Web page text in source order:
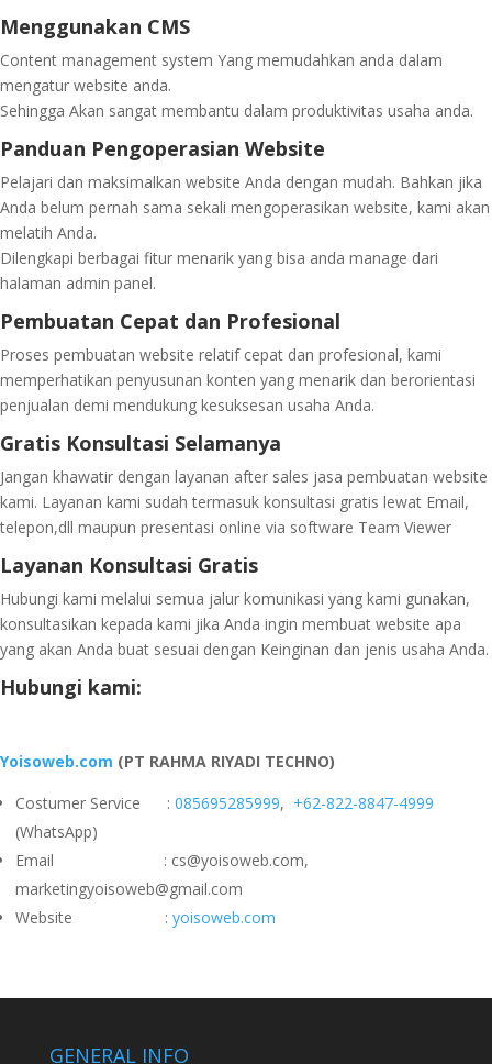
Menggunakan CMS
Content management system Yang memudahkan anda dalam
mengatur website anda.
Sehingga Akan sangat membantu dalam produktivitas usaha anda.
Panduan Pengoperasian Website
Pelajari dan maksimalkan website Anda dengan mudah. Bahkan jika
Anda belum pernah sama sekali mengoperasikan website, kami akan
melatih Anda.
Dilengkapi berbagai fitur menarik yang bisa anda manage dari
halaman admin panel.
Pembuatan Cepat dan Profesional
Proses pembuatan website relatif cepat dan profesional, kami
memperhatikan penyusunan konten yang menarik dan berorientasi
penjualan demi mendukung kesuksesan usaha Anda.
Gratis Konsultasi Selamanya
Jangan khawatir dengan layanan after sales jasa pembuatan website
kami. Layanan kami sudah termasuk konsultasi gratis lewat Email,
telepon,dll maupun presentasi online via software Team Viewer
Layanan Konsultasi Gratis
Hubungi kami melalui semua jalur komunikasi yang kami gunakan,
konsultasikan kepada kami jika Anda ingin membuat website apa
yang akan Anda buat sesuai dengan Keinginan dan jenis usaha Anda.
Hubungi kami:
Yoisoweb.com (PT RAHMA RIYADI TECHNO)
Costumer Service : 085695285999, +62-822-8847-4999
(WhatsApp)
Email : cs@yoisoweb.com,
marketingyoisoweb@gmail.com
Website : yoisoweb.com
GENERAL INFO